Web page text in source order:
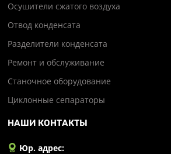
Осушители сжатого воздуха
Отвод конденсата
Разделители конденсата
Ремонт и обслуживание
Станочное оборудование
Циклонные сепараторы
НАШИ КОНТАКТЫ
Юр. адрес: